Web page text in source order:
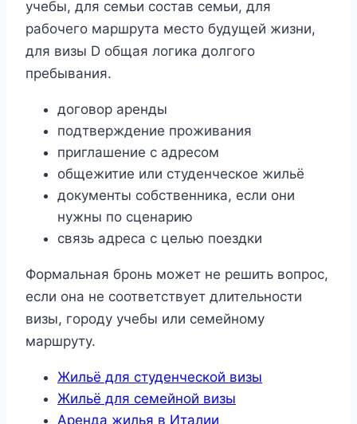
учебы, для семьи состав семьи, для
рабочего маршрута место будущей жизни,
для визы D общая логика долгого
пребывания.
договор аренды
подтверждение проживания
приглашение с адресом
общежитие или студенческое жильё
документы собственника, если они
нужны по сценарию
связь адреса с целью поездки
Формальная бронь может не решить вопрос,
если она не соответствует длительности
визы, городу учебы или семейному
маршруту.
Жильё для студенческой визы
Жильё для семейной визы
Аренда жилья в Италии